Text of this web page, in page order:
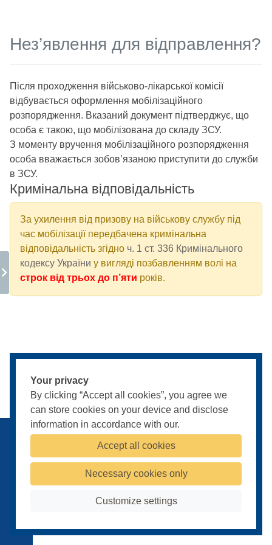
облік
бувають
Хто може
виписувати
повістки?
Хто може
Чи можуть
затримувати?
Хто може
вручати
повістки?
Роботодавці
Відповідальність
Відмова
від
отримання
Нез’явлення
для
поставлення
Нез’явлення
Нез’явлення для відправлення?
Після проходження військово-лікарської комісії
відбувається оформлення мобілізаційного
розпорядження. Вказаний документ підтверджує, що
особа є такою, що мобілізована до складу ЗСУ.
З моменту вручення мобілізаційного розпорядження
особа вважається зобов’язаною приступити до служби
в ЗСУ.
Кримінальна відповідальність
За ухилення від призову на військову службу під
час мобілізації передбачена кримінальна
відповідальність згідно ч. 1 ст. 336 Кримінального
кодексу України у вигляді позбавленням волі на
строк від трьох до п’яти років.
Публічна оферта Умови конфіденційності
Payments terms
© 2009-2026
Cookies Settings
Your privacy
By clicking “Accept all cookies”, you agree we
can store cookies on your device and disclose
information in accordance with our.
Accept all cookies
Necessary cookies only
Customize settings
Powered by